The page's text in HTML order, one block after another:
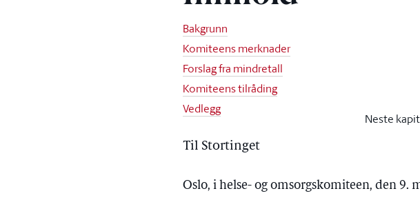
Bakgrunn
Komiteens merknader
Forslag fra mindretall
Komiteens tilråding
Vedlegg
Neste
Til Stortinget
Oslo, i helse- og omsorgskomiteen, den 9.